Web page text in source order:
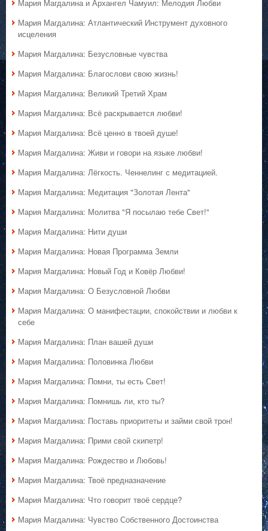
Мария Магдалина и Архангел Чамуил: Мелодия Любви
Мария Магдалина: Атлантический Инструмент духовного
исцеления
Мария Магдалина: Безусловные чувства
Мария Магдалина: Благослови свою жизнь!
Мария Магдалина: Великий Третий Храм
Мария Магдалина: Всё раскрывается любви!
Мария Магдалина: Всё ценно в твоей душе!
Мария Магдалина: Живи и говори на языке любви!
Мария Магдалина: Лёгкость. Ченнелинг с медитацией.
Мария Магдалина: Медитация "Золотая Лента"
Мария Магдалина: Молитва "Я посылаю тебе Свет!"
Мария Магдалина: Нити души
Мария Магдалина: Новая Программа Земли
Мария Магдалина: Новый Год и Ковёр Любви!
Мария Магдалина: О Безусловной Любви
Мария Магдалина: О манифестации, спокойствии и любви к
себе
Мария Магдалина: План вашей души
Мария Магдалина: Половинка Любви
Мария Магдалина: Помни, ты есть Свет!
Мария Магдалина: Помнишь ли, кто ты?
Мария Магдалина: Поставь приоритеты и займи свой трон!
Мария Магдалина: Прими свой скипетр!
Мария Магдалина: Рождество и Любовь!
Мария Магдалина: Твоё предназначение
Мария Магдалина: Что говорит твоё сердце?
Мария Магдалина: Чувство Собственного Достоинства